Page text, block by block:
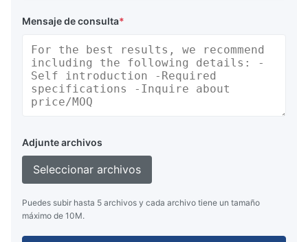
Mensaje de consulta*
Adjunte archivos
Seleccionar archivos
Puedes subir hasta 5 archivos y cada archivo tiene un tamaño
máximo de 10M.